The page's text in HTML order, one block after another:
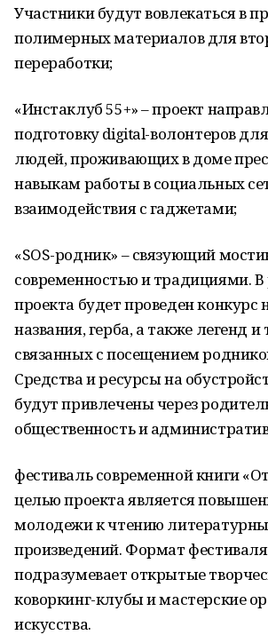
Участники будут вовлекаться в
полимерных материалов для
переработки;
«Инстаклуб 55+» – проект
подготовку digital-волонтеров
людей, проживающих в доме
навыкам работы в социальных
взаимодействия с гаджетами;
«SOS-родник» – связующий
современностью и традициями.
проекта будет проведен конкурс
названия, герба, а также легенд
связанных с посещением
Средства и ресурсы на
будут привлечены через
общественность и
фестиваль современной книги
целью проекта является
молодежи к чтению
произведений. Формат фестиваля
подразумевает открытые
коворкинг-клубы и мастерские
искусства.